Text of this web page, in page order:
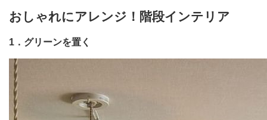
おしゃれにアレンジ！階段インテリア
1．グリーンを置く